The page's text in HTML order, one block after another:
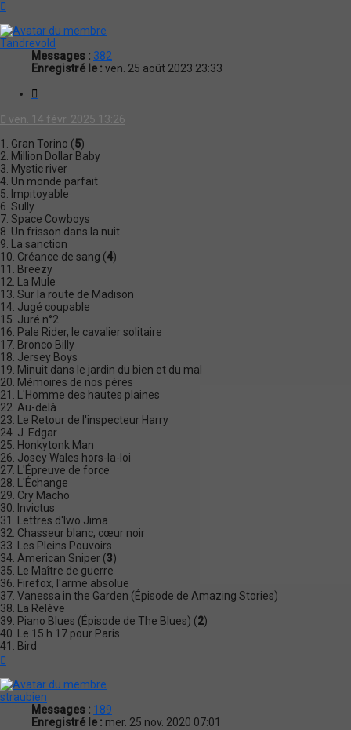
Tandrevold
Messages : 382
Enregistré le : ven. 25 août 2023 23:33
ven. 14 févr. 2025 13:26
1. Gran Torino (5)
2. Million Dollar Baby
3. Mystic river
4. Un monde parfait
5. Impitoyable
6. Sully
7. Space Cowboys
8. Un frisson dans la nuit
9. La sanction
10. Créance de sang (4)
11. Breezy
12. La Mule
13. Sur la route de Madison
14. Jugé coupable
15. Juré n°2
16. Pale Rider, le cavalier solitaire
17. Bronco Billy
18. Jersey Boys
19. Minuit dans le jardin du bien et du mal
20. Mémoires de nos pères
21. L'Homme des hautes plaines
22. Au-delà
23. Le Retour de l'inspecteur Harry
24. J. Edgar
25. Honkytonk Man
26. Josey Wales hors-la-loi
27. L'Épreuve de force
28. L'Échange
29. Cry Macho
30. Invictus
31. Lettres d'Iwo Jima
32. Chasseur blanc, cœur noir
33. Les Pleins Pouvoirs
34. American Sniper (3)
35. Le Maître de guerre
36. Firefox, l'arme absolue
37. Vanessa in the Garden (Épisode de Amazing Stories)
38. La Relève
39. Piano Blues (Épisode de The Blues) (2)
40. Le 15 h 17 pour Paris
41. Bird
straubien
Messages : 189
Enregistré le : mer. 25 nov. 2020 07:01